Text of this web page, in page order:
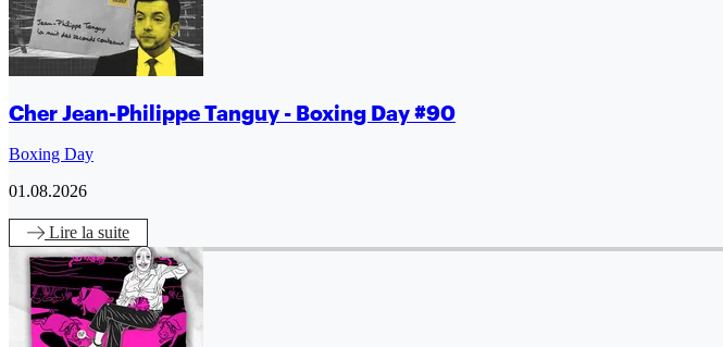
Cher Jean-Philippe Tanguy - Boxing Day #90
Boxing Day
01.08.2026
Lire la suite